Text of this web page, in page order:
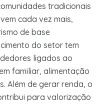
tradicionais
cada vez mais,
de base
do setor tem
ligados ao
familiar, alimentação
Além de gerar renda, o
para valorização